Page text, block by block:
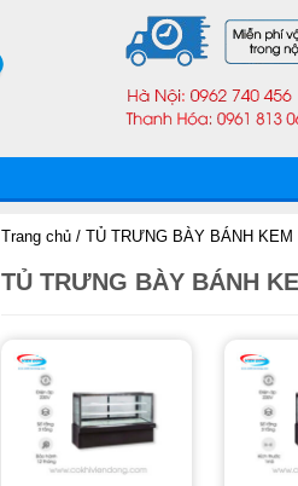
Trang chủ / TỦ TRƯNG BÀY BÁNH KEM
TỦ TRƯNG BÀY BÁNH